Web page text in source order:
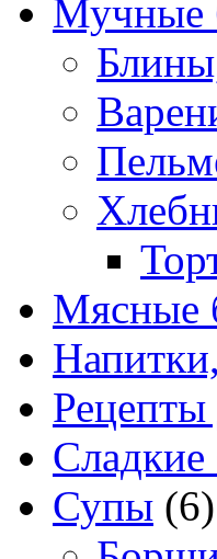
Мучные
Мясные
Рецепты
Супы (6)